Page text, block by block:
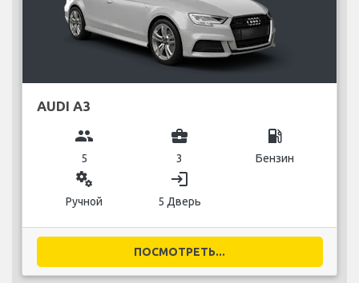
AUDI A3
group
5
business_center
3
local_gas_station
Бензин
miscellaneous_services
Ручной
login
5 Дверь
ПОСМОТРЕТЬ...